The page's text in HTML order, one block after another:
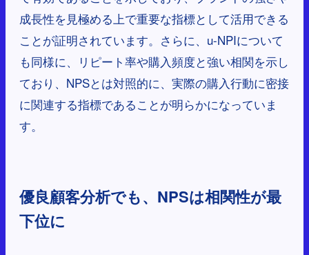
成長性を見極める上で重要な指標として活用できる
ことが証明されています。さらに、u-NPIについて
も同様に、リピート率や購入頻度と強い相関を示し
ており、NPSとは対照的に、実際の購入行動に密接
に関連する指標であることが明らかになっていま
す。
優良顧客分析でも、NPSは相関性が最
下位に